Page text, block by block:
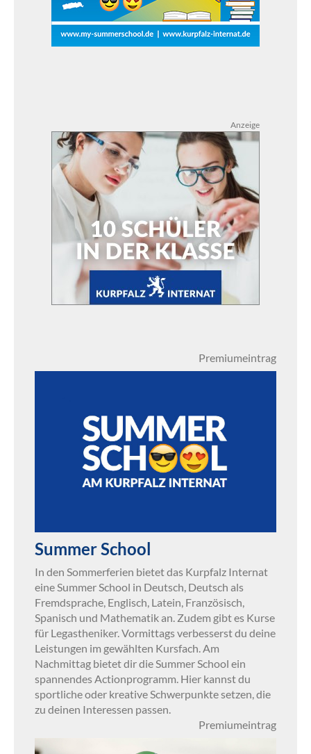
Anzeige
Premiumeintrag
Summer School
In den Sommerferien bietet das Kurpfalz Internat
eine Summer School in Deutsch, Deutsch als
Fremdsprache, Englisch, Latein, Französisch,
Spanisch und Mathematik an. Zudem gibt es Kurse
für Legastheniker. Vormittags verbesserst du deine
Leistungen im gewählten Kursfach. Am
Nachmittag bietet dir die Summer School ein
spannendes Actionprogramm. Hier kannst du
sportliche oder kreative Schwerpunkte setzen, die
zu deinen Interessen passen.
Premiumeintrag